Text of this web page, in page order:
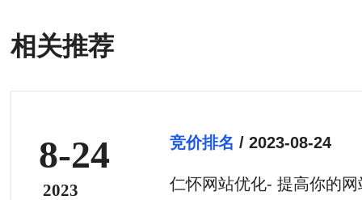
相关推荐
8-24
2023
竞价排名/ 2023-08-24
仁怀网站优化- 提高你的